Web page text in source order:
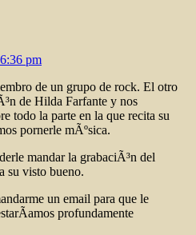
pm
de un grupo de rock. El otro
de Hilda Farfante y nos
todo la parte en la que recita su
pornerle mÃºsica.
mandar la grabaciÃ³n del
su visto bueno.
un email para que le
profundamente